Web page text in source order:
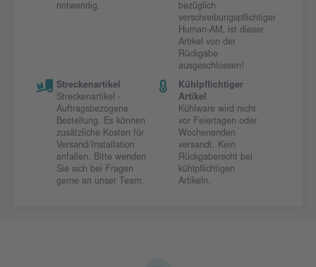
notwendig.
bezüglich
verschreibungspflichtiger
Human-AM, ist dieser
Artikel von der
Rückgabe
ausgeschlossen!
Streckenartikel
Streckenartikel -
Auftragsbezogene
Bestellung. Es können
zusätzliche Kosten für
Versand/Installation
anfallen. Bitte wenden
Sie sich bei Fragen
gerne an unser Team.
Kühlpflichtiger
Artikel
Kühlware wird nicht
vor Feiertagen oder
Wochenenden
versandt. Kein
Rückgaberecht bei
kühlpflichtigen
Artikeln.